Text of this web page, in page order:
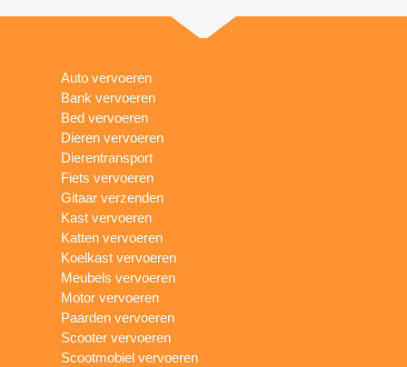
Auto vervoeren
Bank vervoeren
Bed vervoeren
Dieren vervoeren
Dierentransport
Fiets vervoeren
Gitaar verzenden
Kast vervoeren
Katten vervoeren
Koelkast vervoeren
Meubels vervoeren
Motor vervoeren
Paarden vervoeren
Scooter vervoeren
Scootmobiel vervoeren